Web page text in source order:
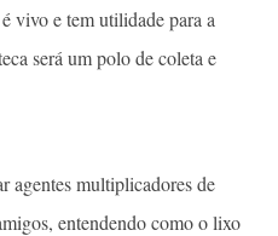
vivo e tem utilidade para a
será um polo de coleta e
agentes multiplicadores de
entendendo como o lixo